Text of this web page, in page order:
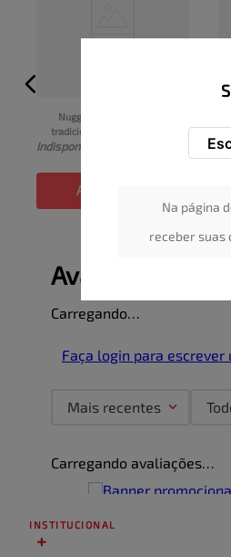
Na página
receber suas
Nuggets Sadia frango
tradicional 300g
Indisponível
ADICIONAR
Avaliações
Carregando…
Faça login para escrever
Mais recentes
Carregando avaliações…
INSTITUCIONAL
+